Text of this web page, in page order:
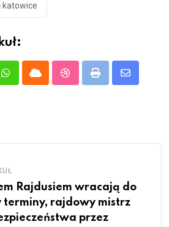
katowice
WhatsappCloud StumbleUpon
Print
Share
Rajdusiem wracają do
terminy, rajdowy mistrz
przez